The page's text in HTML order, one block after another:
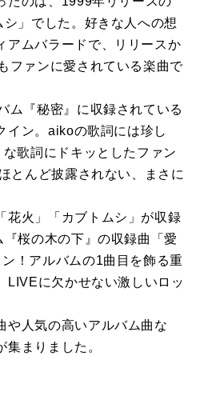
」でした。好きな人への想
アムバラードで、リリースか
ファンに愛されている楽曲で
ム『秘密』に収録されている
イン。aikoの歌詞には珍し
な歌詞にドキッとしたファン
とんど披露されない、まさに
花火」「カブトムシ」が収録
桜の木の下』の収録曲「愛
！アルバムの1曲目を飾る重
LIVEに欠かせない激しいロッ
や人気の高いアルバム曲な
集まりました。